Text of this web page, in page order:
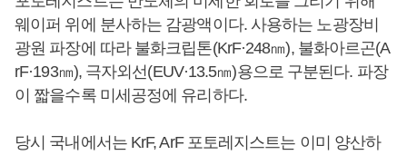
웨이퍼 위에 분사하는 감광액이다. 사용하는 노광장비
광원 파장에 따라 불화크립톤(KrF·248㎚), 불화아르곤(A
rF·193㎚), 극자외선(EUV·13.5㎚)용으로 구분된다. 파장
이 짧을수록 미세공정에 유리하다.
당시 국내에서는 KrF, ArF 포토레지스트는 이미 양산하